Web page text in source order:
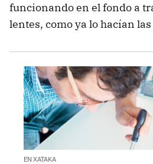
funcionando en el fondo a
lentes, como ya lo hacían
EN XATAKA